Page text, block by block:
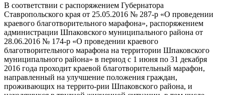
В соответствии с распоряжением Губернатора
Ставропольского края от 25.05.2016 № 287-р «О проведении
краевого благотворительного марафона», распоряжением
администрации Шпаковского муниципального района от
28.06.2016 № 174-р «О проведении краевого
благотворительного марафона на территории Шпаковского
муниципального района» в период с 1 июня по 31 декабря
2016 года проходит краевой благотворительный марафон,
направленный на улучшение положения граждан,
проживающих на террито-рии Шпаковского района, и